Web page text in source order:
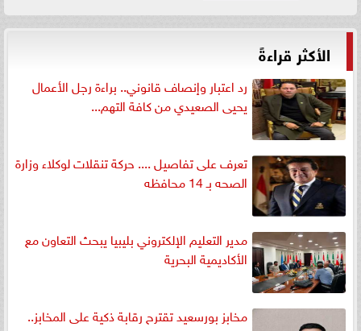
الأكثر قراءةً
رد اعتبار وإنصاف قانوني.. براءة رجل الأعمال
يحيى الصعيدي من كافة التهم...
تعرف على تفاصيل .... حركة تنقلات لوكلاء وزارة
الصحه بـ 14 محافظه
مدير التعليم الإلكتروني بليبيا يبحث التعاون مع
الأكاديمية البحرية
مخابز بورسعيد تقترح رقابة ذكية على المخابز..